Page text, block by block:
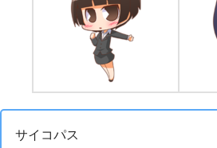
サイコパス